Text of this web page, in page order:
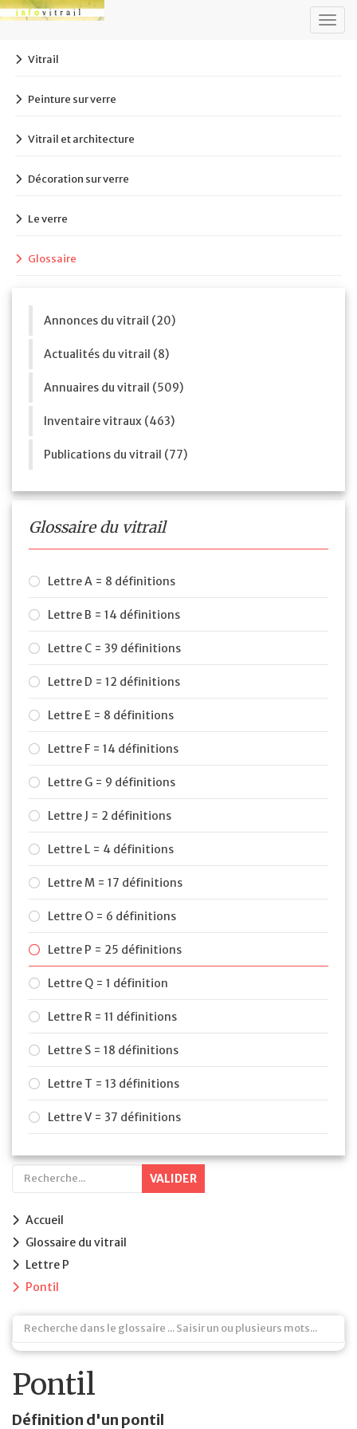
Vitrail
Peinture sur verre
Vitrail et architecture
Décoration sur verre
Le verre
Glossaire
Annonces du vitrail (20)
Actualités du vitrail (8)
Annuaires du vitrail (509)
Inventaire vitraux (463)
Publications du vitrail (77)
Glossaire du vitrail
Lettre A = 8 définitions
Lettre B = 14 définitions
Lettre C = 39 définitions
Lettre D = 12 définitions
Lettre E = 8 définitions
Lettre F = 14 définitions
Lettre G = 9 définitions
Lettre J = 2 définitions
Lettre L = 4 définitions
Lettre M = 17 définitions
Lettre O = 6 définitions
Lettre P = 25 définitions
Lettre Q = 1 définition
Lettre R = 11 définitions
Lettre S = 18 définitions
Lettre T = 13 définitions
Lettre V = 37 définitions
VALIDER
Accueil
Glossaire du vitrail
Lettre P
Pontil
Pontil
Définition d'un pontil